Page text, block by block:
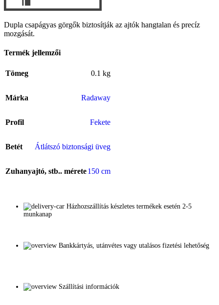
Dupla csapágyas görgők biztosítják az ajtók hangtalan és precíz
mozgását.
Termék jellemzői
Tömeg 0.1 kg
Márka Radaway
Profil Fekete
Betét Átlátszó biztonsági üveg
Zuhanyajtó, stb.. mérete150 cm
Házhozszállítás készletes termékek esetén 2-5
munkanap
Bankkártyás, utánvétes vagy utalásos fizetési lehetőség
Szállítási információk